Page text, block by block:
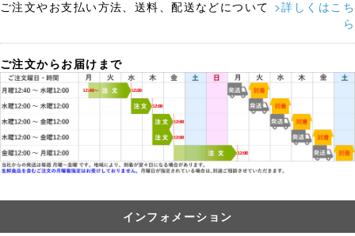
ご注文やお支払い方法、送料、配送などについて >詳しくはこち
ら
ご注文からお届けまで
インフォメーション